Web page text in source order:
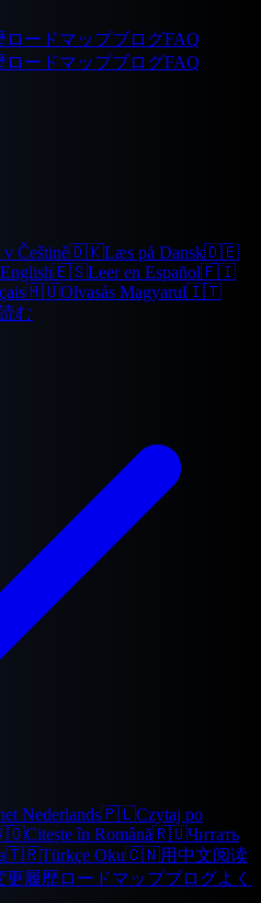
ロードマップブログFAQ
ロードマップブログFAQ
v Češtině🇩🇰Læs på Dansk🇩🇪
🇪🇸Leer en Español🇫🇮
🇭🇺Olvasás Magyarul🇮🇹
む
Nederlands🇵🇱Czytaj po
Citește în Română🇷🇺Читать
🇹🇷Türkçe Oku🇨🇳用中文阅读
更履歴ロードマップブログよく